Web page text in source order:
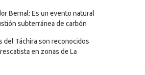
Bernal: Es un evento natural
subterránea de carbón
del Táchira son reconocidos
en zonas de La